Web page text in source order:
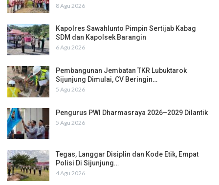
8 Agu 2026
Kapolres Sawahlunto Pimpin Sertijab Kabag
SDM dan Kapolsek Barangin
6 Agu 2026
Pembangunan Jembatan TKR Lubuktarok
Sijunjung Dimulai, CV Beringin…
5 Agu 2026
Pengurus PWI Dharmasraya 2026–2029 Dilantik
5 Agu 2026
Tegas, Langgar Disiplin dan Kode Etik, Empat
Polisi Di Sijunjung…
4 Agu 2026